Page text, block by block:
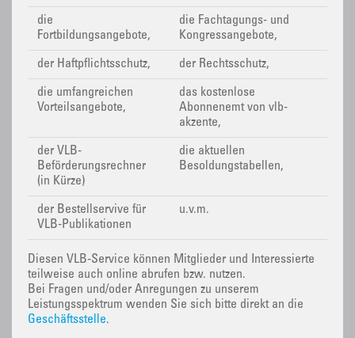
die
Fortbildungsangebote,
die Fachtagungs- und
Kongressangebote,
der Haftpflichtsschutz, der Rechtsschutz,
die umfangreichen
Vorteilsangebote,
das kostenlose
Abonnenemt von vlb-
akzente,
der VLB-
Beförderungsrechner
(in Kürze)
die aktuellen
Besoldungstabellen,
der Bestellservive für
VLB-Publikationen
u.v.m.
Diesen VLB-Service können Mitglieder und Interessierte
teilweise auch online abrufen bzw. nutzen.
Bei Fragen und/oder Anregungen zu unserem
Leistungsspektrum wenden Sie sich bitte direkt an die
Geschäftsstelle.